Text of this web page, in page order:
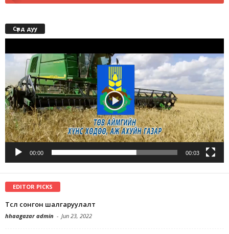
Сүлд дуу
Player
00:00 00:03
EDITOR PICKS
Төсөл сонгон шалгаруулалт
hhaagazar admin - Jun 23, 2022